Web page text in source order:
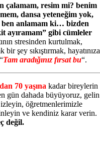
çalamam, resim mi? benim
dansa yeteneğim yok,
ben anlamam ki… bizden
ayıramam” gibi cümleler
stresinden kurtulmak,
şey sıkıştırmak, hayatınıza
Tam aradığınız fırsat bu“.
70 yaşına kadar bireylerin
gün dahada büyüyoruz, gelin
izleyin, öğretmenlerimizle
ve kendiniz karar verin.
değil.